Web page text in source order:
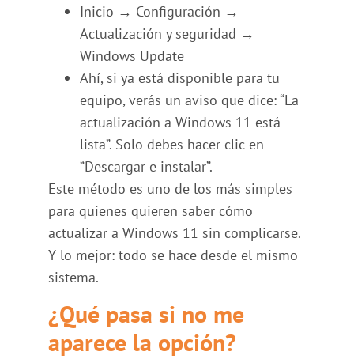
Inicio → Configuración →
Actualización y seguridad →
Windows Update
Ahí, si ya está disponible para tu
equipo, verás un aviso que dice: “La
actualización a Windows 11 está
lista”. Solo debes hacer clic en
“Descargar e instalar”.
Este método es uno de los más simples
para quienes quieren saber cómo
actualizar a Windows 11 sin complicarse.
Y lo mejor: todo se hace desde el mismo
sistema.
¿Qué pasa si no me
aparece la opción?